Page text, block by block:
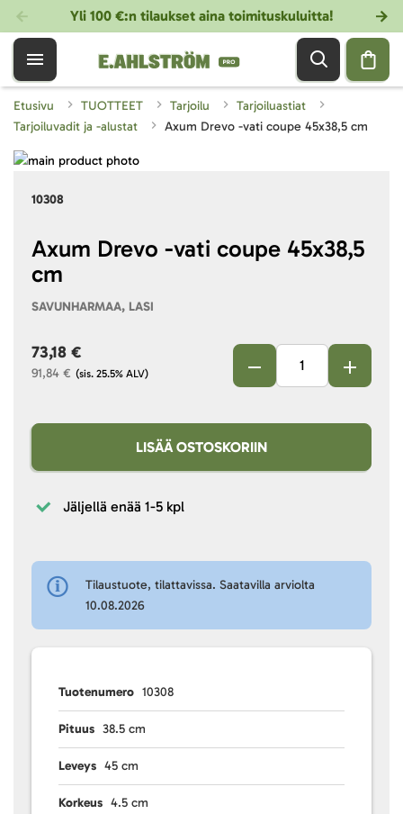
Yli 100 €:n tilaukset aina toimituskuluitta!
Etusivu TUOTTEET Tarjoilu
Tarjoiluastiat
Tarjoiluvadit ja -alustat
Axum Drevo -vati coupe 45x38,5 cm
10308
Axum Drevo -vati coupe 45x38,5
cm
SAVUNHARMAA, LASI
(sis. 25.5% ALV)
91,84 €
73,18 €
LISÄÄ OSTOSKORIIN
Jäljellä enää 1-5 kpl
Tilaustuote, tilattavissa. Saatavilla arviolta
10.08.2026
Tuotenumero 10308
Pituus 38.5 cm
Leveys 45 cm
Korkeus 4.5 cm
Skip
images
gallery
beginning
images